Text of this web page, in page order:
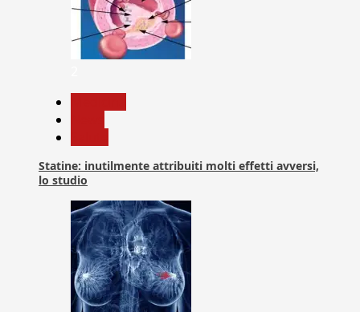
Statine: inutilmente attribuiti molti effetti avversi,
lo studio